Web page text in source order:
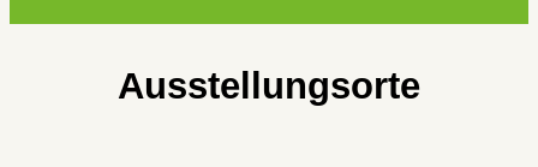
Ausstellungsorte